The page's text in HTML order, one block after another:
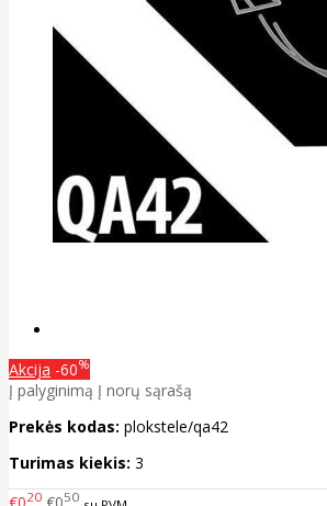
Akcija -60%
Į palyginimą Į norų sąrašą
Prekės kodas: plokstele/qa42
Turimas kiekis: 3
20 50